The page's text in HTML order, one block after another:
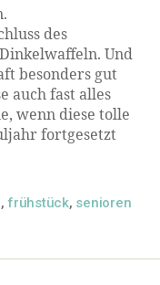
des
Und
besonders gut
auch fast alles
wenn diese tolle
fortgesetzt
,frühstück, senioren